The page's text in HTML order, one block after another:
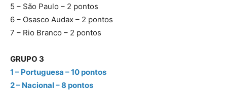
5 – São Paulo – 2 pontos
6 – Osasco Audax – 2 pontos
7 – Rio Branco – 2 pontos
GRUPO 3
1 – Portuguesa – 10 pontos
2 – Nacional – 8 pontos